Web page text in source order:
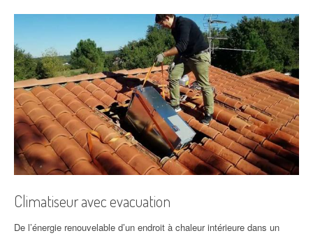
Climatiseur avec evacuation
De l’énergie renouvelable d’un endroit à chaleur intérieure dans un